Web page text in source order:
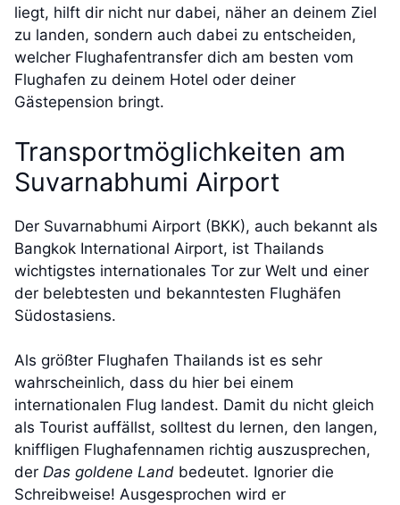
liegt, hilft dir nicht nur dabei, näher an deinem Ziel
zu landen, sondern auch dabei zu entscheiden,
welcher Flughafentransfer dich am besten vom
Flughafen zu deinem Hotel oder deiner
Gästepension bringt.
Transportmöglichkeiten am
Suvarnabhumi Airport
Der Suvarnabhumi Airport (BKK), auch bekannt als
Bangkok International Airport, ist Thailands
wichtigstes internationales Tor zur Welt und einer
der belebtesten und bekanntesten Flughäfen
Südostasiens.
Als größter Flughafen Thailands ist es sehr
wahrscheinlich, dass du hier bei einem
internationalen Flug landest. Damit du nicht gleich
als Tourist auffällst, solltest du lernen, den langen,
kniffligen Flughafennamen richtig auszusprechen,
der Das goldene Land bedeutet. Ignorier die
Schreibweise! Ausgesprochen wird er